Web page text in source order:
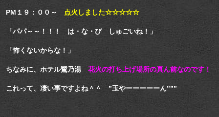
PM１９：００～ 点火しました☆☆☆☆☆
「パパ～～！！！ は・な・び しゅごいね！」
「怖くないからな！」
ちなみに、ホテル鷺乃湯 花火の打ち上げ場所の真ん前なのです！
これって、凄い事ですよね＾＾ ”玉やーーーーーん”””